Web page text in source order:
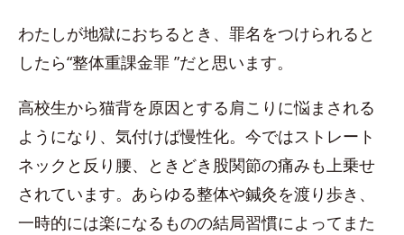
わたしが地獄におちるとき、罪名をつけられると
したら“整体重課金罪 ”だと思います。
高校生から猫背を原因とする肩こりに悩まされる
ようになり、気付けば慢性化。今ではストレート
ネックと反り腰、ときどき股関節の痛みも上乗せ
されています。あらゆる整体や鍼灸を渡り歩き、
一時的には楽になるものの結局習慣によってまた